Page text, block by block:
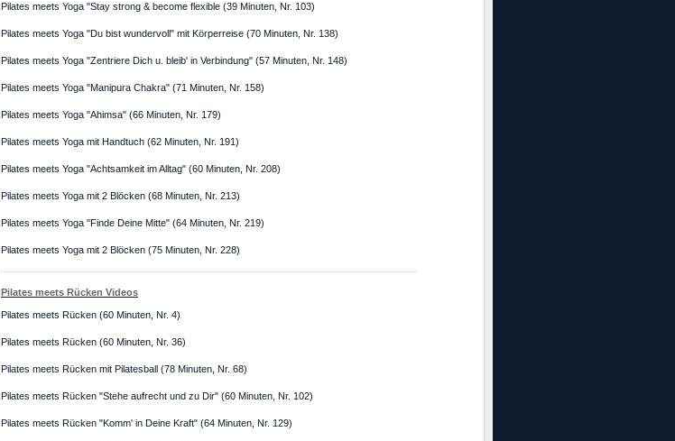
Pilates meets Yoga "Stay strong & become flexible (39 Minuten, Nr. 103)
Pilates meets Yoga "Du bist wundervoll" mit Körperreise (70 Minuten, Nr. 138)
Pilates meets Yoga "Zentriere Dich u. bleib' in Verbindung" (57 Minuten, Nr. 148)
Pilates meets Yoga "Manipura Chakra" (71 Minuten, Nr. 158)
Pilates meets Yoga "Ahimsa" (66 Minuten, Nr. 179)
Pilates meets Yoga mit Handtuch (62 Minuten, Nr. 191)
Pilates meets Yoga "Achtsamkeit im Alltag" (60 Minuten, Nr. 208)
Pilates meets Yoga mit 2 Blöcken (68 Minuten, Nr. 213)
Pilates meets Yoga "Finde Deine Mitte" (64 Minuten, Nr. 219)
Pilates meets Yoga mit 2 Blöcken (75 Minuten, Nr. 228)
Pilates meets Rücken Videos
Pilates meets Rücken (60 Minuten, Nr. 4)
Pilates meets Rücken (60 Minuten, Nr. 36)
Pilates meets Rücken mit Pilatesball (78 Minuten, Nr. 68)
Pilates meets Rücken "Stehe aufrecht und zu Dir" (60 Minuten, Nr. 102)
Pilates meets Rücken "Komm' in Deine Kraft" (64 Minuten, Nr. 129)